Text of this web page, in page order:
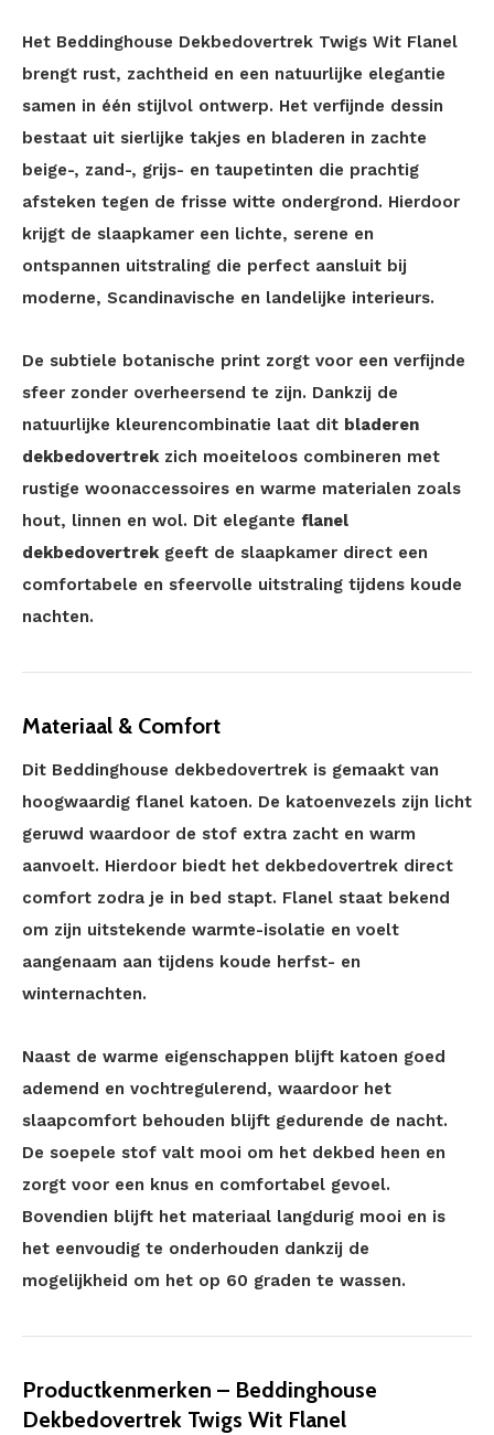
Het Beddinghouse Dekbedovertrek Twigs Wit Flanel
brengt rust, zachtheid en een natuurlijke elegantie
samen in één stijlvol ontwerp. Het verfijnde dessin
bestaat uit sierlijke takjes en bladeren in zachte
beige-, zand-, grijs- en taupetinten die prachtig
afsteken tegen de frisse witte ondergrond. Hierdoor
krijgt de slaapkamer een lichte, serene en
ontspannen uitstraling die perfect aansluit bij
moderne, Scandinavische en landelijke interieurs.
De subtiele botanische print zorgt voor een verfijnde
sfeer zonder overheersend te zijn. Dankzij de
natuurlijke kleurencombinatie laat dit bladeren
dekbedovertrekzich moeiteloos combineren met
rustige woonaccessoires en warme materialen zoals
hout, linnen en wol. Dit elegante flanel
dekbedovertrekgeeft de slaapkamer direct een
comfortabele en sfeervolle uitstraling tijdens koude
nachten.
Materiaal & Comfort
Dit Beddinghouse dekbedovertrek is gemaakt van
hoogwaardig flanel katoen. De katoenvezels zijn licht
geruwd waardoor de stof extra zacht en warm
aanvoelt. Hierdoor biedt het dekbedovertrek direct
comfort zodra je in bed stapt. Flanel staat bekend
om zijn uitstekende warmte-isolatie en voelt
aangenaam aan tijdens koude herfst- en
winternachten.
Naast de warme eigenschappen blijft katoen goed
ademend en vochtregulerend, waardoor het
slaapcomfort behouden blijft gedurende de nacht.
De soepele stof valt mooi om het dekbed heen en
zorgt voor een knus en comfortabel gevoel.
Bovendien blijft het materiaal langdurig mooi en is
het eenvoudig te onderhouden dankzij de
mogelijkheid om het op 60 graden te wassen.
Productkenmerken – Beddinghouse
Dekbedovertrek Twigs Wit Flanel